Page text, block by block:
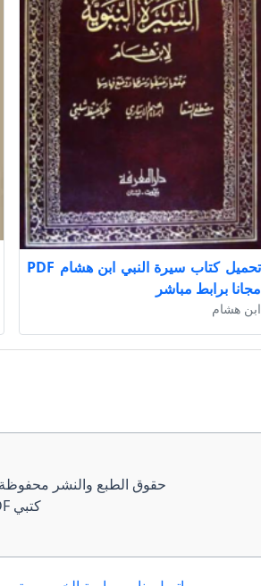
تحميل كتاب سيرة النبي ابن هشام PDF
مجانا برابط مباشر
ابن هشام
كتبي PDF